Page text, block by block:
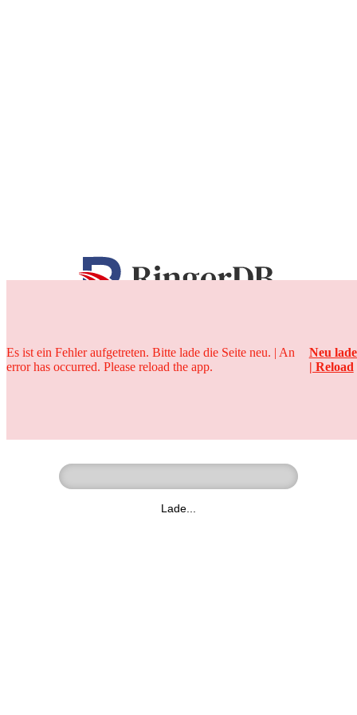
25 Jahre
Lade...
Es ist ein Fehler aufgetreten. Bitte lade die Seite neu. | An
error has occurred. Please reload the app.
Neu
| Reload